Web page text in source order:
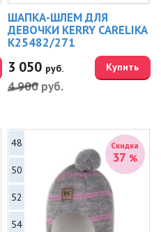
ШАПКА-ШЛЕМ ДЛЯ
ДЕВОЧКИ KERRY CARELIKA
K25482/271
3 050 руб.
4 900 руб.
Купить
Скидка
37 %
48
50
52
54